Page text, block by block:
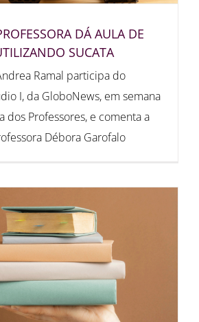
DÁ AULA DE
SUCATA
Ramal participa do
I, da GloboNews, em semana
dos Professores, e comenta a
Débora Garofalo